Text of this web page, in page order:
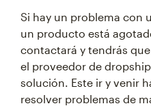
Si hay un problema con
un producto está
contactará y tendrás
el proveedor de
solución. Este ir y venir
resolver problemas de